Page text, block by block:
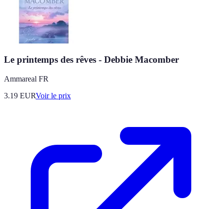
Le printemps des rêves - Debbie Macomber
Ammareal FR
3.19 EURVoir le prix